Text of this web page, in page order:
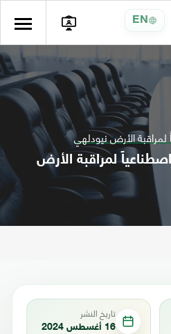
EN
الأرض نيودلهي
لمراقبة الأرض
تاريخ النشر
16 أغسطس 2024